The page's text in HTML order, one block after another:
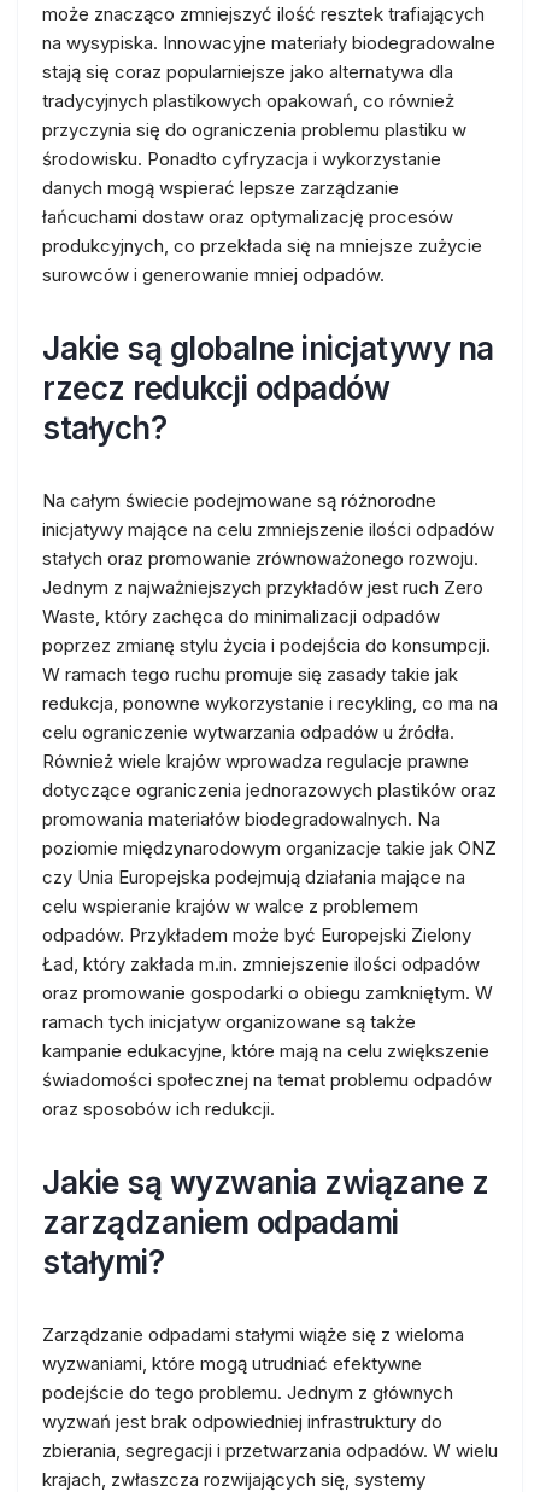
może znacząco zmniejszyć ilość resztek trafiających
na wysypiska. Innowacyjne materiały biodegradowalne
stają się coraz popularniejsze jako alternatywa dla
tradycyjnych plastikowych opakowań, co również
przyczynia się do ograniczenia problemu plastiku w
środowisku. Ponadto cyfryzacja i wykorzystanie
danych mogą wspierać lepsze zarządzanie
łańcuchami dostaw oraz optymalizację procesów
produkcyjnych, co przekłada się na mniejsze zużycie
surowców i generowanie mniej odpadów.
Jakie są globalne inicjatywy na
rzecz redukcji odpadów
stałych?
Na całym świecie podejmowane są różnorodne
inicjatywy mające na celu zmniejszenie ilości odpadów
stałych oraz promowanie zrównoważonego rozwoju.
Jednym z najważniejszych przykładów jest ruch Zero
Waste, który zachęca do minimalizacji odpadów
poprzez zmianę stylu życia i podejścia do konsumpcji.
W ramach tego ruchu promuje się zasady takie jak
redukcja, ponowne wykorzystanie i recykling, co ma na
celu ograniczenie wytwarzania odpadów u źródła.
Również wiele krajów wprowadza regulacje prawne
dotyczące ograniczenia jednorazowych plastików oraz
promowania materiałów biodegradowalnych. Na
poziomie międzynarodowym organizacje takie jak ONZ
czy Unia Europejska podejmują działania mające na
celu wspieranie krajów w walce z problemem
odpadów. Przykładem może być Europejski Zielony
Ład, który zakłada m.in. zmniejszenie ilości odpadów
oraz promowanie gospodarki o obiegu zamkniętym. W
ramach tych inicjatyw organizowane są także
kampanie edukacyjne, które mają na celu zwiększenie
świadomości społecznej na temat problemu odpadów
oraz sposobów ich redukcji.
Jakie są wyzwania związane z
zarządzaniem odpadami
stałymi?
Zarządzanie odpadami stałymi wiąże się z wieloma
wyzwaniami, które mogą utrudniać efektywne
podejście do tego problemu. Jednym z głównych
wyzwań jest brak odpowiedniej infrastruktury do
zbierania, segregacji i przetwarzania odpadów. W wielu
krajach, zwłaszcza rozwijających się, systemy